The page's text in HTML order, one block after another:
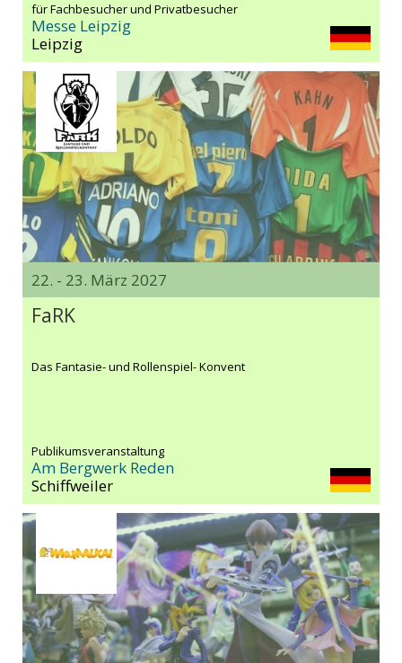
für Fachbesucher und Privatbesucher
Messe Leipzig
Leipzig
22. - 23. März 2027
FaRK
Das Fantasie- und Rollenspiel- Konvent
Publikumsveranstaltung
Am Bergwerk Reden
Schiffweiler